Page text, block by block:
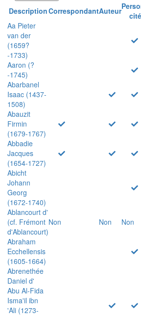
DescriptionCorrespondantAuteur
Aa Pieter
van der
(1659?
-1733)
Aaron (?
-1745)
Abarbanel
Isaac (1437-
1508)
Abauzit
Firmin
(1679-1767)
Abbadie
Jacques
(1654-1727)
Abicht
Johann
Georg
(1672-1740)
Ablancourt d'
(cf. Frémont
d'Ablancourt)
Non Non Non
Abraham
Ecchellensis
(1605-1664)
Abrenethée
Daniel d'
Abu Al-Fida
Isma'il ibn
'Ali (1273-